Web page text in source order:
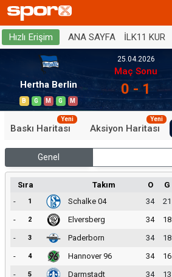
Hızlı Erişim ANA SAYFA İLK11 KUR
Hertha Berlin
B G M G M
25.04.2026
Maç Sonu
0 - 1
Baskı Haritası
Yeni
Aksiyon Haritası
Yeni
Genel
Sıra Takım O G
-
1 Schalke 04 34 21
-
2 Elversberg 34 18
-
3 Paderborn 34 18
-
4 Hannover 96 34 16
-
5 Darmstadt 34 13